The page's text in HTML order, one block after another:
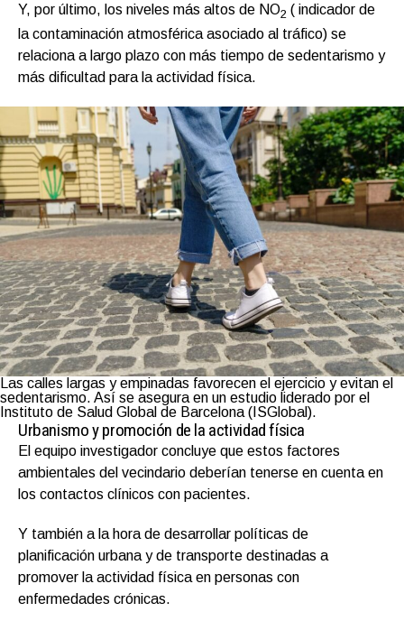
Y, por último, los niveles más altos de NO2 ( indicador de
la contaminación atmosférica asociado al tráfico) se
relaciona a largo plazo con más tiempo de sedentarismo y
más dificultad para la actividad física.
Las calles largas y empinadas favorecen el ejercicio y evitan el
sedentarismo. Así se asegura en un estudio liderado por el
Instituto de Salud Global de Barcelona (ISGlobal).
Urbanismo y promoción de la actividad física
El equipo investigador concluye que estos factores
ambientales del vecindario deberían tenerse en cuenta en
los contactos clínicos con pacientes.
Y también a la hora de desarrollar políticas de
planificación urbana y de transporte destinadas a
promover la actividad física en personas con
enfermedades crónicas.